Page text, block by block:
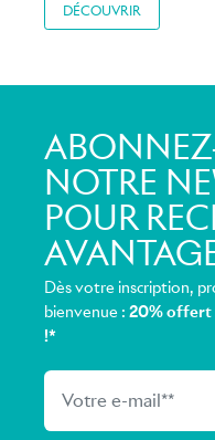
DÉCOUVRIR
NOTRE
POUR
Dès votre inscription,
bienvenue : 20% offert
!*